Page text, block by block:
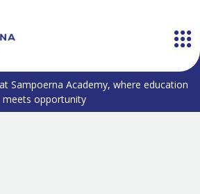
Sampoerna Academy, where education
meets opportunity